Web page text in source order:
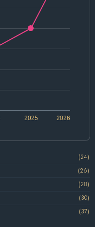
2026
2025
(24)
(26)
(28)
(30)
(37)